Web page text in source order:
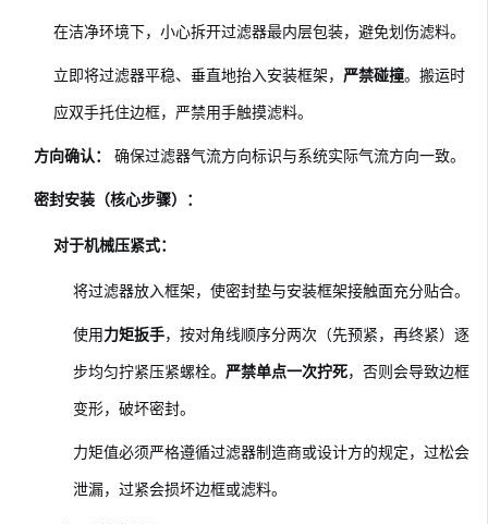
在洁净环境下，小心拆开过滤器最内层包装，避免划伤滤料。
立即将过滤器平稳、垂直地抬入安装框架， 严禁碰撞。搬运时
应双手托住边框，严禁用手触摸滤料。
方向确认：
确保过滤器气流方向标识与系统实际气流方向一致。
密封安装（核心步骤）：
对于机械压紧式：
将过滤器放入框架，使密封垫与安装框架接触面充分贴合。
使用力矩扳手，按对角线顺序分两次（先预紧，再终紧）逐
步均匀拧紧压紧螺栓。 严禁单点一次拧死，否则会导致边框
变形，破坏密封。
力矩值必须严格遵循过滤器制造商或设计方的规定，过松会
泄漏，过紧会损坏边框或滤料。